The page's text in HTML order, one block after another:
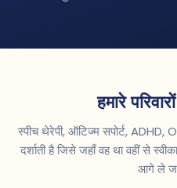
हमारे
स्पीच थेरेपी, ऑटिज्म सपोर्ट,
दर्शाती है जिसे जहाँ वह था वहीं से
आगे ले